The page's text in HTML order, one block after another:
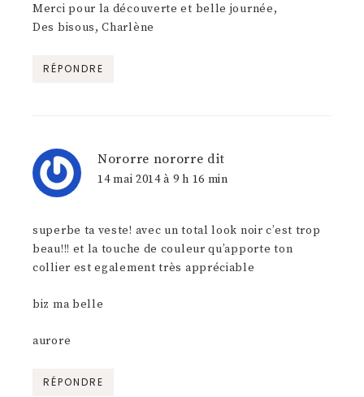
Merci pour la découverte et belle journée,
Des bisous, Charlène
RÉPONDRE
Nororre nororre dit
14 mai 2014 à 9 h 16 min
superbe ta veste! avec un total look noir c’est trop
beau!!! et la touche de couleur qu’apporte ton
collier est egalement très appréciable
biz ma belle
aurore
RÉPONDRE